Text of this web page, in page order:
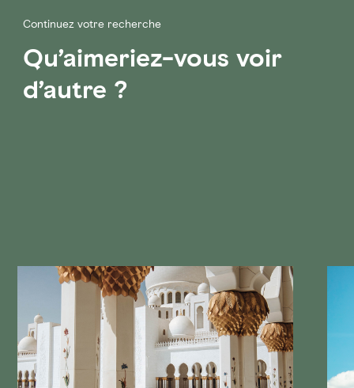
Continuez votre recherche
Qu’aimeriez-vous voir
d’autre ?